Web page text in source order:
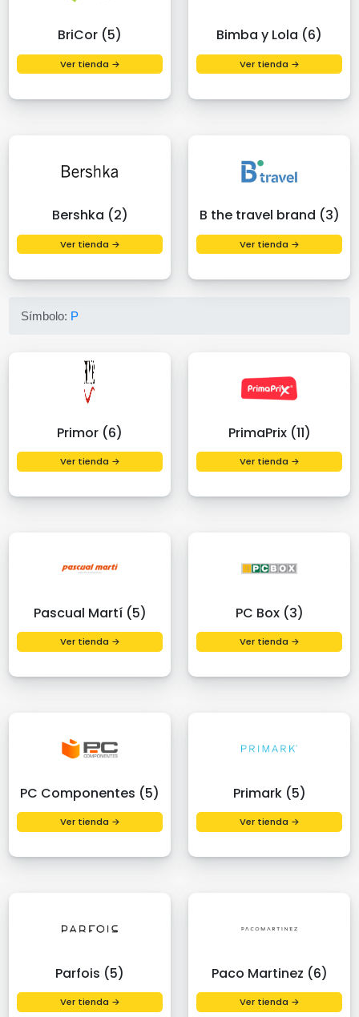
BriCor (5)
Ver tienda →
Bimba y Lola (6)
Ver tienda →
Bershka (2)
Ver tienda →
B the travel brand (3)
Ver tienda →
Símbolo: P
Primor (6)
Ver tienda →
PrimaPrix (11)
Ver tienda →
Pascual Martí (5)
Ver tienda →
PC Box (3)
Ver tienda →
PC Componentes (5)
Ver tienda →
Primark (5)
Ver tienda →
Parfois (5)
Ver tienda →
Paco Martinez (6)
Ver tienda →